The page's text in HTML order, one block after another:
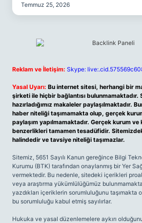
Temmuz 25, 2026
Reklam ve İletişim: Skype:
Yasal Uyarı: Bu internet sitesi, herhangi bir
şirketi ile hiçbir bağlantısı bulunmamaktadır.
hazırladığımız makaleler paylaşılmaktadır.
haber niteliği taşımamakta olup, gerçek
paylaşım yapılmamaktadır. Gerçek kurum
benzerlikleri tamamen tesadüfidir.
halindedir ve tavsiye niteliği taşımazlar.
Sitemiz, 5651 Sayılı Kanun gereğince Bilgi
Kurumu (BTK) tarafından onaylanmış bir Yer
vermektedir. Bu nedenle, sitedeki içerikleri
veya araştırma yükümlülüğümüz
yazdıkları içeriklerin sorumluluğunu taşımakta
bu sorumluluğu kabul etmiş sayılırlar.
Hukuka ve yasal düzenlemelere aykırı